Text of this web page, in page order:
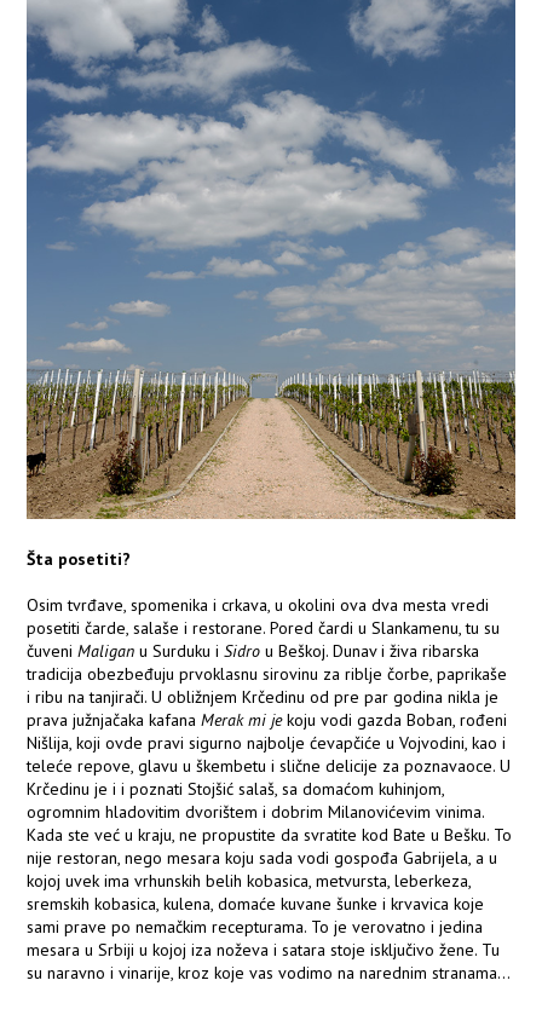
Šta posetiti?
Osim tvrđave, spomenika i crkava, u okolini ova dva mesta vredi
posetiti čarde, salaše i restorane. Pored čardi u Slankamenu, tu su
čuveniMaligan u Surduku iSidro u Beškoj. Dunav i živa ribarska
tradicija obezbeđuju prvoklasnu sirovinu za riblje čorbe, paprikaše
i ribu na tanjirači. U obližnjem Krčedinu od pre par godina nikla je
prava južnjačaka kafana Merak mi jekoju vodi gazda Boban, rođeni
Nišlija, koji ovde pravi sigurno najbolje ćevapčiće u Vojvodini, kao i
teleće repove, glavu u škembetu i slične delicije za poznavaoce. U
Krčedinu je i i poznati Stojšić salaš, sa domaćom kuhinjom,
ogromnim hladovitim dvorištem i dobrim Milanovićevim vinima.
Kada ste već u kraju, ne propustite da svratite kod Bate u Bešku. To
nije restoran, nego mesara koju sada vodi gospođa Gabrijela, a u
kojoj uvek ima vrhunskih belih kobasica, metvursta, leberkeza,
sremskih kobasica, kulena, domaće kuvane šunke i krvavica koje
sami prave po nemačkim recepturama. To je verovatno i jedina
mesara u Srbiji u kojoj iza noževa i satara stoje isključivo žene. Tu
su naravno i vinarije, kroz koje vas vodimo na narednim stranama...